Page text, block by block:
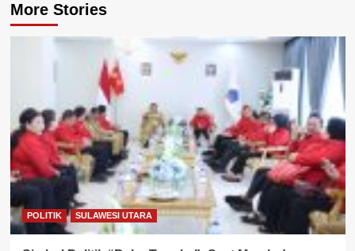
More Stories
POLITIK SULAWESI UTARA